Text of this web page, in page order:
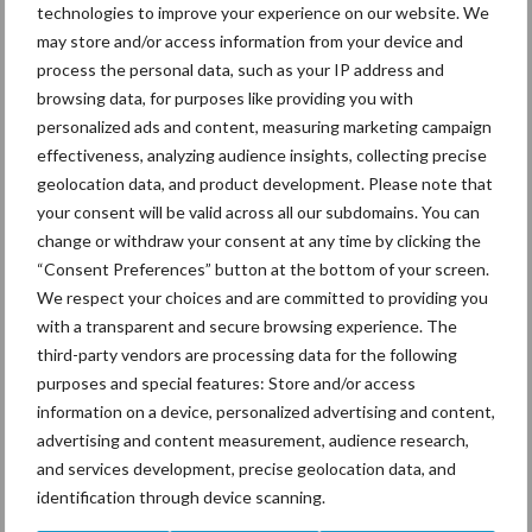
technologies to improve your experience on our website. We
may store and/or access information from your device and
process the personal data, such as your IP address and
browsing data, for purposes like providing you with
personalized ads and content, measuring marketing campaign
effectiveness, analyzing audience insights, collecting precise
geolocation data, and product development. Please note that
your consent will be valid across all our subdomains. You can
change or withdraw your consent at any time by clicking the
“Consent Preferences” button at the bottom of your screen.
We respect your choices and are committed to providing you
with a transparent and secure browsing experience. The
third-party vendors are processing data for the following
purposes and special features: Store and/or access
information on a device, personalized advertising and content,
advertising and content measurement, audience research,
and services development, precise geolocation data, and
identification through device scanning.
oplossing en beste samenstelling van het grasland met het oog
op de wet- en regelgeving en klimaatverandering. Verschillende
herkenbare onderwerpen die aan bod kwamen.
Het was bovendien interessant te merken dat ook andere
onderzoekers soms worstelen met de toepasbaarheid van
is. Men was positief verrast over de praktijkpilot Koe en Eiwit en
dat daar zo’n grote groep melkveehouders aan verbonden is.
Bron: Verantwoorde Veehouderij
Aanbevolen voor jou!
Grondstoffenmarkt blijft
grillig: droogte en
geopolitiek houden handel